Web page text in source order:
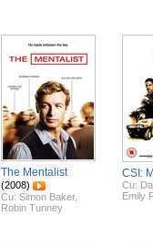
The Mentalist
(2008)
Cu: Simon Baker,
Robin Tunney
CSI:
Cu:
Emily